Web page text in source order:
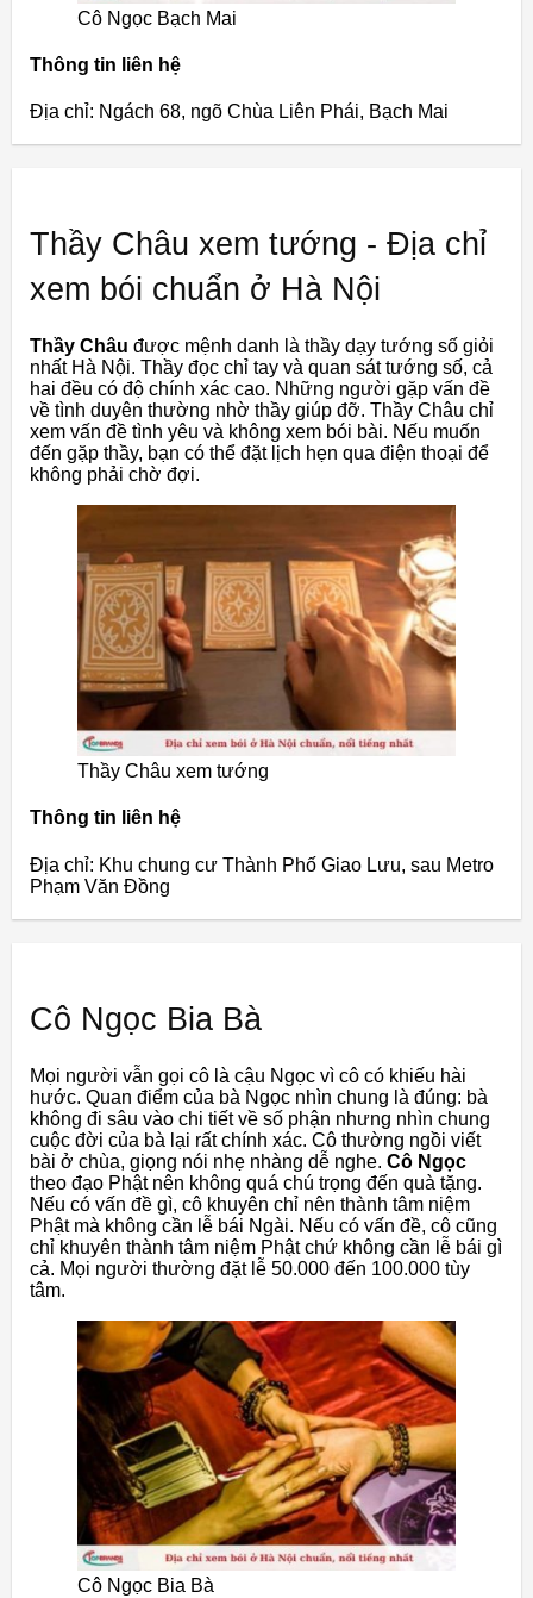
Cô Ngọc Bạch Mai
Thông tin liên hệ
Địa chỉ: Ngách 68, ngõ Chùa Liên Phái, Bạch Mai
Thầy Châu xem tướng - Địa chỉ
xem bói chuẩn ở Hà Nội
Thầy Châu được mệnh danh là thầy dạy tướng số giỏi
nhất Hà Nội. Thầy đọc chỉ tay và quan sát tướng số, cả
hai đều có độ chính xác cao. Những người gặp vấn đề
về tình duyên thường nhờ thầy giúp đỡ. Thầy Châu chỉ
xem vấn đề tình yêu và không xem bói bài. Nếu muốn
đến gặp thầy, bạn có thể đặt lịch hẹn qua điện thoại để
không phải chờ đợi.
Thầy Châu xem tướng
Thông tin liên hệ
Địa chỉ: Khu chung cư Thành Phố Giao Lưu, sau Metro
Phạm Văn Đồng
Cô Ngọc Bia Bà
Mọi người vẫn gọi cô là cậu Ngọc vì cô có khiếu hài
hước. Quan điểm của bà Ngọc nhìn chung là đúng: bà
không đi sâu vào chi tiết về số phận nhưng nhìn chung
cuộc đời của bà lại rất chính xác. Cô thường ngồi viết
bài ở chùa, giọng nói nhẹ nhàng dễ nghe. Cô Ngọc
theo đạo Phật nên không quá chú trọng đến quà tặng.
Nếu có vấn đề gì, cô khuyên chỉ nên thành tâm niệm
Phật mà không cần lễ bái Ngài. Nếu có vấn đề, cô cũng
chỉ khuyên thành tâm niệm Phật chứ không cần lễ bái gì
cả. Mọi người thường đặt lễ 50.000 đến 100.000 tùy
tâm.
Cô Ngọc Bia Bà